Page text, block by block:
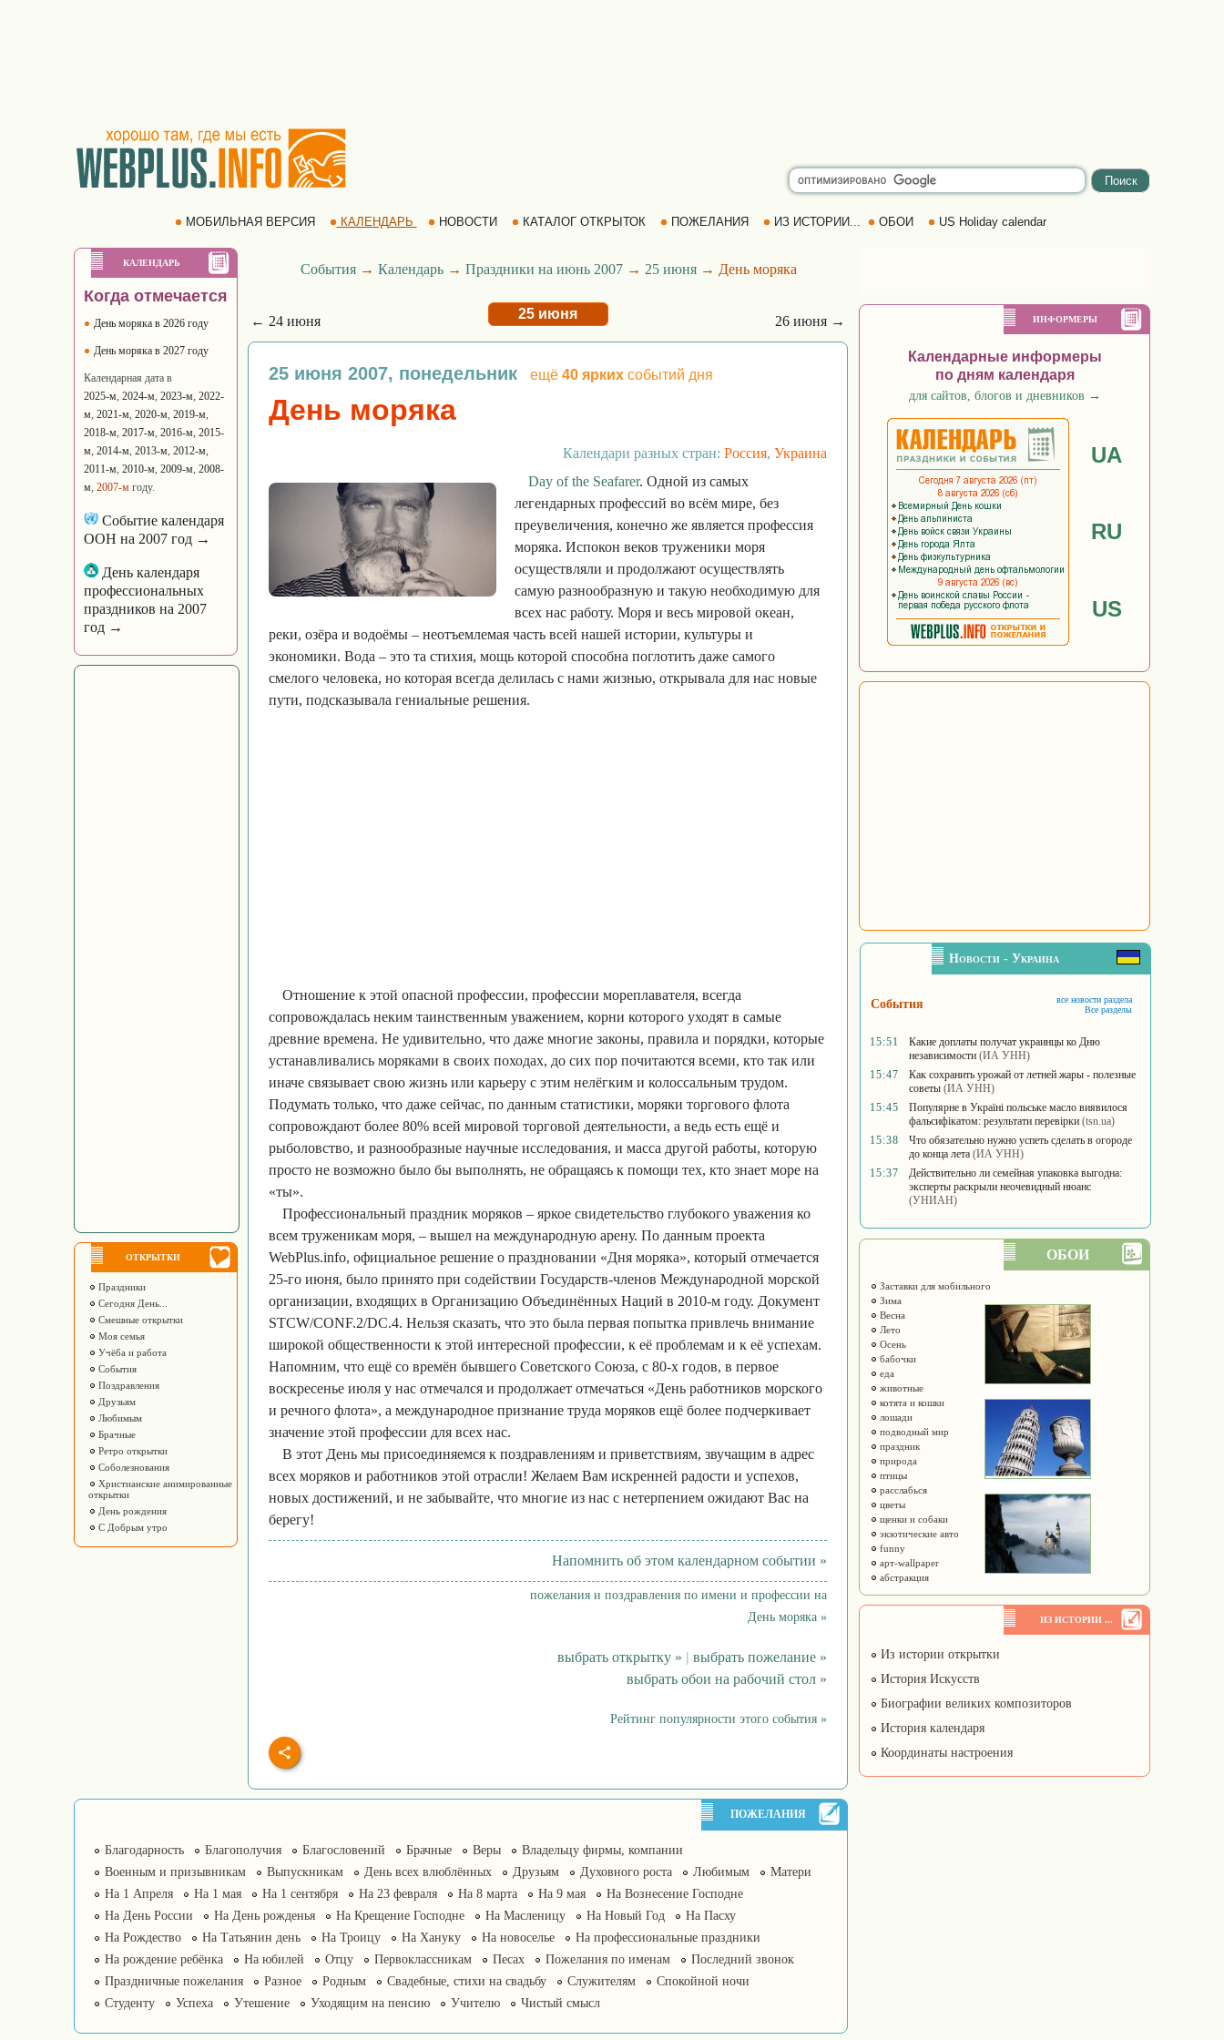
МОБИЛЬНАЯ ВЕРСИЯ КАЛЕНДАРЬ НОВОСТИ КАТАЛОГ ОТКРЫТОК ПОЖЕЛАНИЯ ИЗ ИСТОРИИ... ОБОИ US Holiday calendar
КАЛЕНДАРЬ
Когда отмечается
День моряка в 2026 году
День моряка в 2027 году
Календарная дата в
2025-м, 2024-м, 2023-м, 2022-
м, 2021-м, 2020-м, 2019-м,
2018-м, 2017-м, 2016-м, 2015-
м, 2014-м, 2013-м, 2012-м,
2011-м, 2010-м, 2009-м, 2008-
м, 2007-м году.
Событие календаря
ООН на 2007 год →
День календаря
профессиональных
праздников на 2007
год →
ОТКРЫТКИ
Праздники
Сегодня День...
Смешные открытки
Моя семья
Учёба и работа
События
Поздравления
Друзьям
Любимым
Брачные
Ретро открытки
Соболезнования
Христианские анимированные
открытки
День рождения
С Добрым утро
События→ Календарь→ Праздники на июнь 2007→ 25 июня→ День моряка
← 24 июня 25 июня 26 июня →
25 июня 2007, понедельник ещё 40 ярких событий дня
День моряка
Календари разных стран: Россия, Украина
Day of the Seafarer. Одной из самых
легендарных профессий во всём мире, без
преувеличения, конечно же является профессия
моряка. Испокон веков труженики моря
осуществляли и продолжают осуществлять
самую разнообразную и такую необходимую для
всех нас работу. Моря и весь мировой океан,
реки, озёра и водоёмы – неотъемлемая часть всей нашей истории, культуры и
экономики. Вода – это та стихия, мощь которой способна поглотить даже самого
смелого человека, но которая всегда делилась с нами жизнью, открывала для нас новые
пути, подсказывала гениальные решения.
Отношение к этой опасной профессии, профессии мореплавателя, всегда
сопровождалась неким таинственным уважением, корни которого уходят в самые
древние времена. Не удивительно, что даже многие законы, правила и порядки, которые
устанавливались моряками в своих походах, до сих пор почитаются всеми, кто так или
иначе связывает свою жизнь или карьеру с этим нелёгким и колоссальным трудом.
Подумать только, что даже сейчас, по данным статистики, моряки торгового флота
сопровождают более 80% всей мировой торговой деятельности, а ведь есть ещё и
рыболовство, и разнообразные научные исследования, и масса другой работы, которую
просто не возможно было бы выполнять, не обращаясь к помощи тех, кто знает море на
«ты».
Профессиональный праздник моряков – яркое свидетельство глубокого уважения ко
всем труженикам моря, – вышел на международную арену. По данным проекта
WebPlus.info, официальное решение о праздновании «Дня моряка», который отмечается
25-го июня, было принято при содействии Государств-членов Международной морской
организации, входящих в Организацию Объединённых Наций в 2010-м году. Документ
STCW/CONF.2/DC.4. Нельзя сказать, что это была первая попытка привлечь внимание
широкой общественности к этой интересной профессии, к её проблемам и к её успехам.
Напомним, что ещё со времён бывшего Советского Союза, с 80-х годов, в первое
воскресенье июля у нас отмечался и продолжает отмечаться «День работников морского
и речного флота», а международное признание труда моряков ещё более подчеркивает
значение этой профессии для всех нас.
В этот День мы присоединяемся к поздравлениям и приветствиям, звучащим в адрес
всех моряков и работников этой отрасли! Желаем Вам искренней радости и успехов,
новых достижений, и не забывайте, что многие из нас с нетерпением ожидают Вас на
берегу!
Напомнить об этом календарном событии »
пожелания и поздравления по имени и профессии на
День моряка »
выбрать открытку » | выбрать пожелание »
выбрать обои на рабочий стол »
Рейтинг популярности этого события »
ПОЖЕЛАНИЯ
Благодарность Благополучия Благословений Брачные Веры
Владельцу фирмы, компании
Военным и призывникам
Выпускникам День всех влюблённых Друзьям Духовного роста Любимым
Матери
На 1 Апреля
На 1 мая На 1 сентября На 23 февраля На 8 марта На 9 мая
На Вознесение Господне
На День России
На День рожденья На Крещение Господне На Масленицу На Новый Год
На Пасху
На Рождество
На Татьянин день На Троицу На Хануку На новоселье
На профессиональные праздники
На рождение ребёнка
На юбилей Отцу Первоклассникам Песах Пожелания по именам
Последний звонок
Праздничные пожелания
Разное Родным Свадебные, стихи на свадьбу Служителям
Спокойной ночи
Студенту
Успеха Утешение Уходящим на пенсию Учителю Чистый смысл
ИНФОРМЕРЫ
Календарные информеры
по дням календаря
для сайтов, блогов и дневников →
UA
RU
US
Новости - Украина
События
все новости раздела
Все разделы
15:51
Какие доплаты получат украинцы ко Дню
независимости (ИА УНН)
15:47
Как сохранить урожай от летней жары - полезные
советы (ИА УНН)
15:45
Популярне в Україні польське масло виявилося
фальсифікатом: результати перевірки (tsn.ua)
15:38
Что обязательно нужно успеть сделать в огороде
до конца лета (ИА УНН)
15:37
Действительно ли семейная упаковка выгодна:
эксперты раскрыли неочевидный нюанс
(УНИАН)
ОБОИ
Заставки для мобильного
Зима
Весна
Лето
Осень
бабочки
еда
животные
котята и кошки
лошади
подводный мир
праздник
природа
птицы
расслабься
цветы
щенки и собаки
экзотические авто
funny
арт-wallpaper
абстракция
ИЗ ИСТОРИИ ...
Из истории открытки
История Искусств
Биографии великих композиторов
История календаря
Координаты настроения